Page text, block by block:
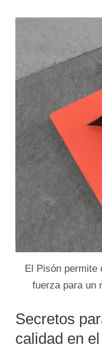
El Pisón permite
fuerza para un
Secretos
calidad en